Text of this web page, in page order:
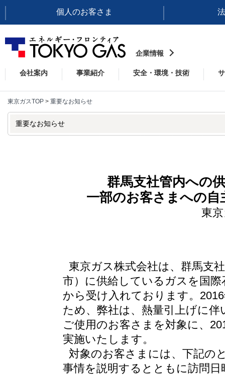
個人のお客さま
企業情報
会社案内 事業紹介 安全・環境・技術
東京ガスTOP > 重要なお知らせ
重要なお知らせ
群馬支社管内への
一部のお客さまへの
東
東京ガス株式会社は、群馬支
市）に供給しているガスを国
から受け入れております。
ため、弊社は、熱量引上げに
ご使用のお客さまを対象に、
実施いたします。
対象のお客さまには、下記の
事情を説明するとともに訪問